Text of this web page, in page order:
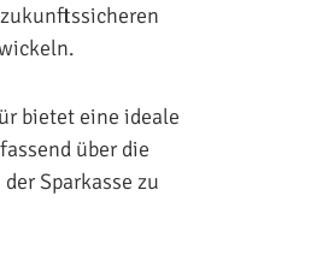
bietet eine ideale
über die
Sparkasse zu